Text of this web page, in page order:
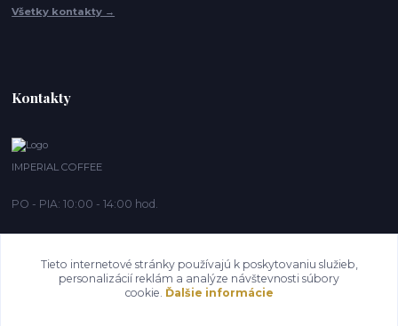
Všetky kontakty →
Kontakty
IMPERIAL COFFEE
PO - PIA: 10:00 - 14:00 hod.
Tieto internetové stránky používajú k poskytovaniu služieb,
personalizácií reklám a analýze návštevnosti súbory
cookie. Ďalšie informácie